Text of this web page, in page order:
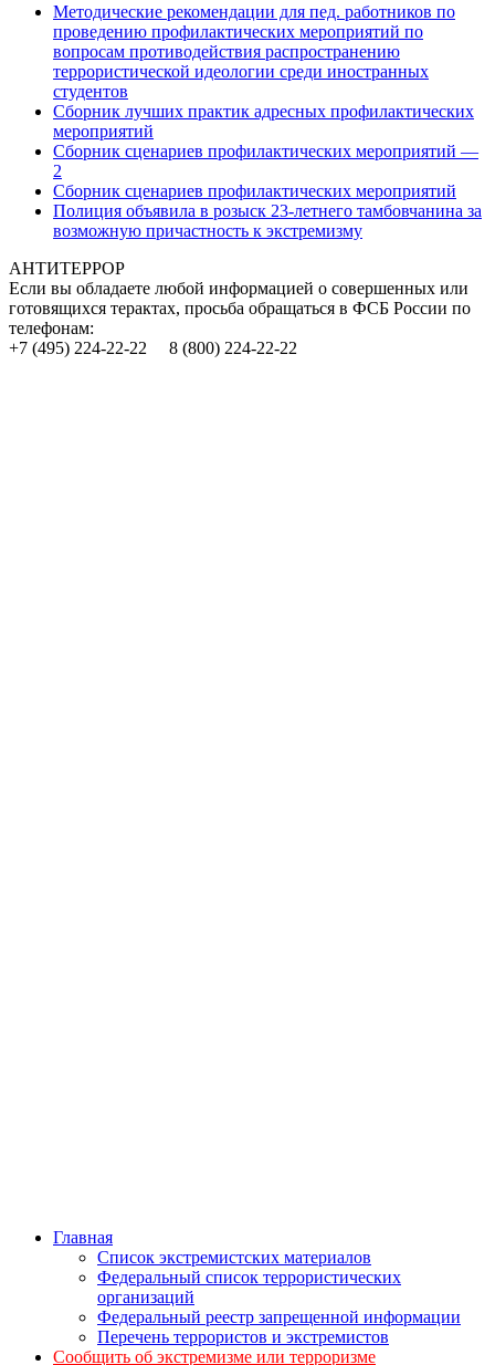
Методические рекомендации для пед. работников по
проведению профилактических мероприятий по
вопросам противодействия распространению
террористической идеологии среди иностранных
студентов
Сборник лучших практик адресных профилактических
мероприятий
Сборник сценариев профилактических мероприятий —
2
Сборник сценариев профилактических мероприятий
Полиция объявила в розыск 23-летнего тамбовчанина за
возможную причастность к экстремизму
АНТИТЕРРОР
Если вы обладаете любой информацией о совершенных или
готовящихся терактах, просьба обращаться в ФСБ России по
телефонам:
+7 (495) 224-22-22 8 (800) 224-22-22
Главная
Список экстремистских материалов
Федеральный список террористических
организаций
Федеральный реестр запрещенной информации
Перечень террористов и экстремистов
Сообщить об экстремизме или терроризме